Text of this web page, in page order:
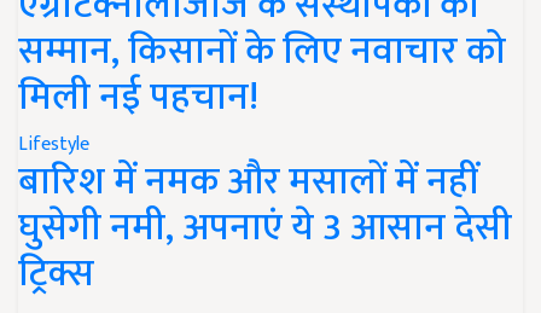
सम्मान, किसानों के लिए नवाचार को
मिली नई पहचान!
Lifestyle
बारिश में नमक और मसालों में नहीं
घुसेगी नमी, अपनाएं ये 3 आसान देसी
ट्रिक्स